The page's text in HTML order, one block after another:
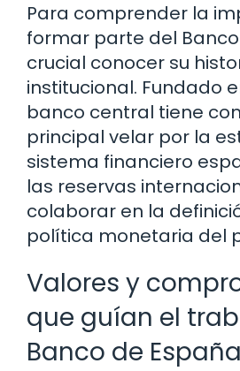
Para comprender la
formar parte del
crucial conocer su
institucional. Fundado
banco central tiene
principal velar por la
sistema financiero
las reservas
colaborar en la
política monetaria del
Valores y
que guían el
Banco de España